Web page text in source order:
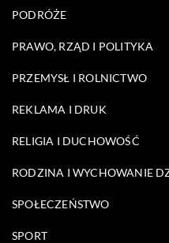
PODRÓŻE
PRAWO, RZĄD I POLITYKA
PRZEMYSŁ I ROLNICTWO
REKLAMA I DRUK
RELIGIA I DUCHOWOŚĆ
RODZINA I WYCHOWANIE
SPOŁECZEŃSTWO
SPORT